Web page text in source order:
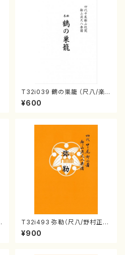
T32i039 鶴の巣籠 （尺八/楽
譜）都山no.38
¥600
T32i493 弥勒（尺八/野村正
峰/楽譜）都山流公刊楽譜曲番:2
202
¥900